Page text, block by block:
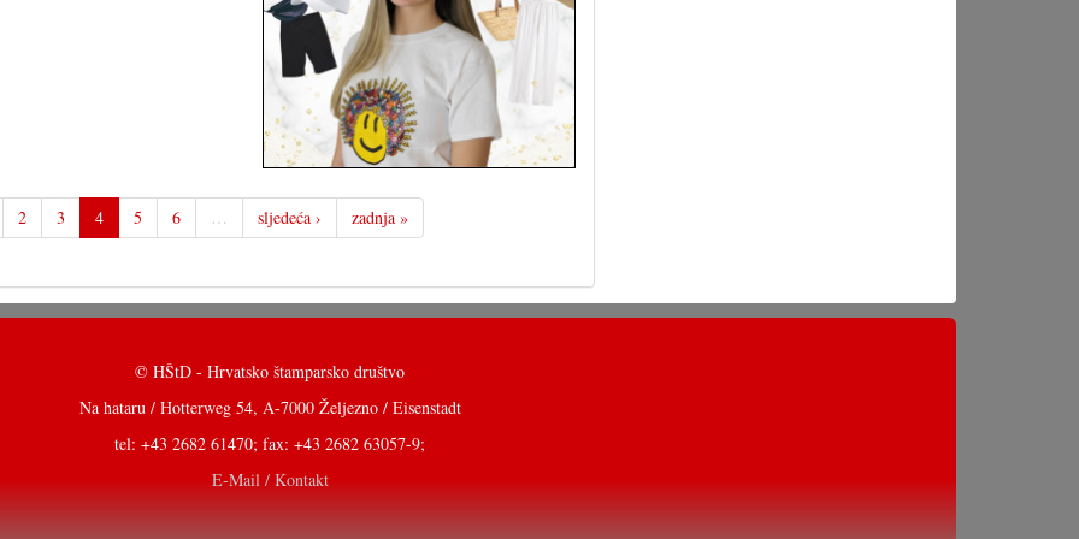
2 3 4 5 6 … sljedeća › zadnja »
© HŠtD - Hrvatsko štamparsko društvo
Na hataru / Hotterweg 54, A-7000 Željezno / Eisenstadt
tel: +43 2682 61470; fax: +43 2682 63057-9;
E-Mail / Kontakt